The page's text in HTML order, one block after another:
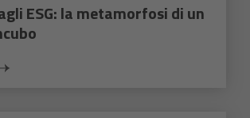
ESG: la metamorfosi di un